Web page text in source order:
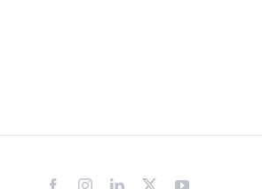
FacebookInstagramLinkedIn
X YouTube